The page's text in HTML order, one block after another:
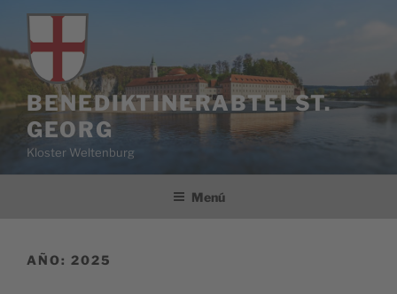
Saltar
contenido
BENEDIKTINERABTEI ST.
GEORG
Kloster Weltenburg
Menú
AÑO: 2025